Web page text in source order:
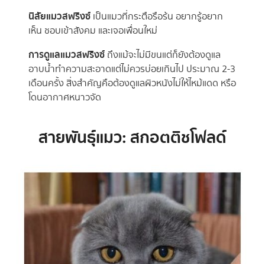
นิสัยแมวสฟริงซ์ เป็นแมวที่กระตือรือร้น อยากรู้อยาก
เห็น ชอบเข้าสังคม และเจอเพื่อนใหม่
การดูแลแมวสฟริงซ์ ถึงแม้จะไม่มีขนแต่ก็ยังต้องดูแล
อาบน้ำทำความสะอาดแต่ไม่ควรบ่อยเกินไป ประมาณ 2-3
เดือนครั้ง สิ่งสำคัญคือต้องดูแลผิวหนังไม่ให้ไหม้แดด หรือ
โดนอากาศหนาวจัด
สายพันธุ์แมว: สกอตติชโฟลด์